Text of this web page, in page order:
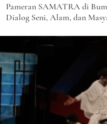
Pameran SAMATRA di
Dialog Seni, Alam, dan